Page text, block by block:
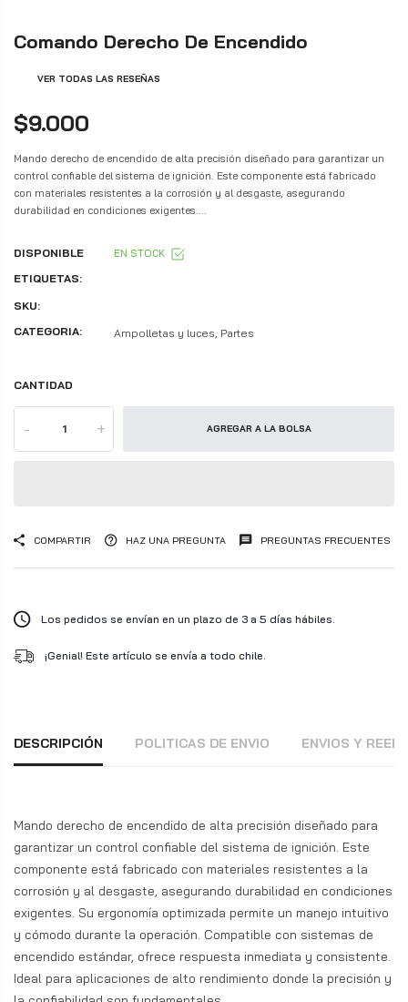
Comando Derecho De Encendido
VER TODAS LAS RESEÑAS
$9.000
Mando derecho de encendido de alta precisión diseñado para garantizar un
control confiable del sistema de ignición. Este componente está fabricado
con materiales resistentes a la corrosión y al desgaste, asegurando
durabilidad en condiciones exigentes....
DISPONIBLE EN STOCK
ETIQUETAS:
SKU:
CATEGORIA:
Ampolletas y luces, Partes
CANTIDAD
- + AGREGAR A LA BOLSA
COMPARTIR HAZ UNA PREGUNTA PREGUNTAS FRECUENTES
Los pedidos se envían en un plazo de 3 a 5 días hábiles.
¡Genial! Este artículo se envía a todo chile.
DESCRIPCIÓN POLITICAS DE ENVIO ENVIOS Y
Mando derecho de encendido de alta precisión diseñado para
garantizar un control confiable del sistema de ignición. Este
componente está fabricado con materiales resistentes a la
corrosión y al desgaste, asegurando durabilidad en condiciones
exigentes. Su ergonomía optimizada permite un manejo intuitivo
y cómodo durante la operación. Compatible con sistemas de
encendido estándar, ofrece respuesta inmediata y consistente.
Ideal para aplicaciones de alto rendimiento donde la precisión y